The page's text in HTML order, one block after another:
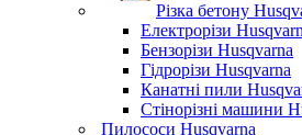
Різка бетону
Електрорізи
Бензорізи Husqvarna
Гідрорізи Husqvarna
Канатні пили
Стінорізні машини
Пилососи Husqvarna